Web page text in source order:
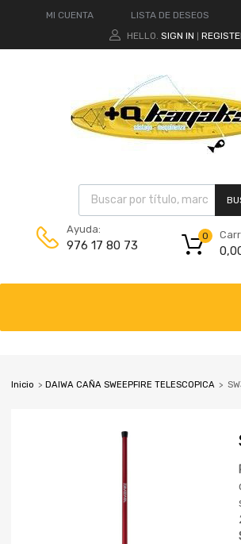
MI CUENTA LISTA DE DESEOS
HELLO. SIGN IN
Ayuda:
976 17 80 73
0
Inicio > DAIWA CAÑA SWEEPFIRE TELESCOPICA >